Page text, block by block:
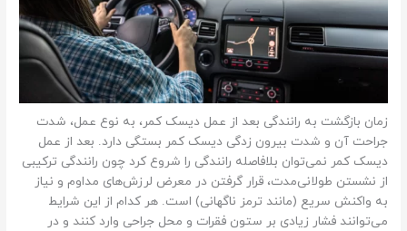
زمان بازگشت به رانندگی بعد از عمل دیسک کمر، به نوع عمل، شدت
جراحت آن و شدت بیرون زدگی دیسک کمر بستگی دارد. بعد از عمل
دیسک کمر نمی‌توان بلافاصله رانندگی را شروع کرد چون رانندگی ترکیبی
از نشستن طولانی‌مدت، قرار گرفتن در معرض لرزش‌های مداوم و نیاز
به واکنش سریع (مانند ترمز ناگهانی) است. هر کدام از این شرایط
می‌توانند فشار زیادی بر ستون فقرات و محل جراحی وارد کنند و در